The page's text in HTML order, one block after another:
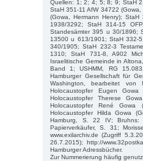
Quellen: 1; 2; 4; 5; 8; 9; StaH
StaH 351-11 AfW 34722
(Gowa, Hermann Henry);
1938/3292; StaH 314-15
Standesämter 395 u 30/1896;
13500 u 613/1901; StaH 332-
340/1905; StaH 232-3
1310; StaH 731-8, A902
Israelitische Gemeinde in
Band 1; USHMM, RG
Hamburger Gesellschaft für
Washington, bearbeitet
Holocaustopfer Eugen
Holocaustopfer Therese
Holocaustopfer René Gowa
Holocaustopfer Hilda Gowa
Hamburg, S. 22 IV;
Papierverkäufer, S. 31;
www.exilarchiv.de (Zugriff
26.7.2015); http://
Hamburger Adressbücher.
Zur Nummerierung häufig